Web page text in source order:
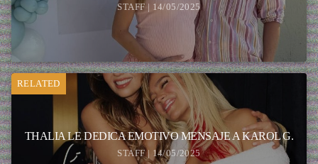
STAFF | 14/05/2025
RELATED
THALIA LE DEDICA EMOTIVO MENSAJE A KAROL G.
STAFF | 14/05/2025